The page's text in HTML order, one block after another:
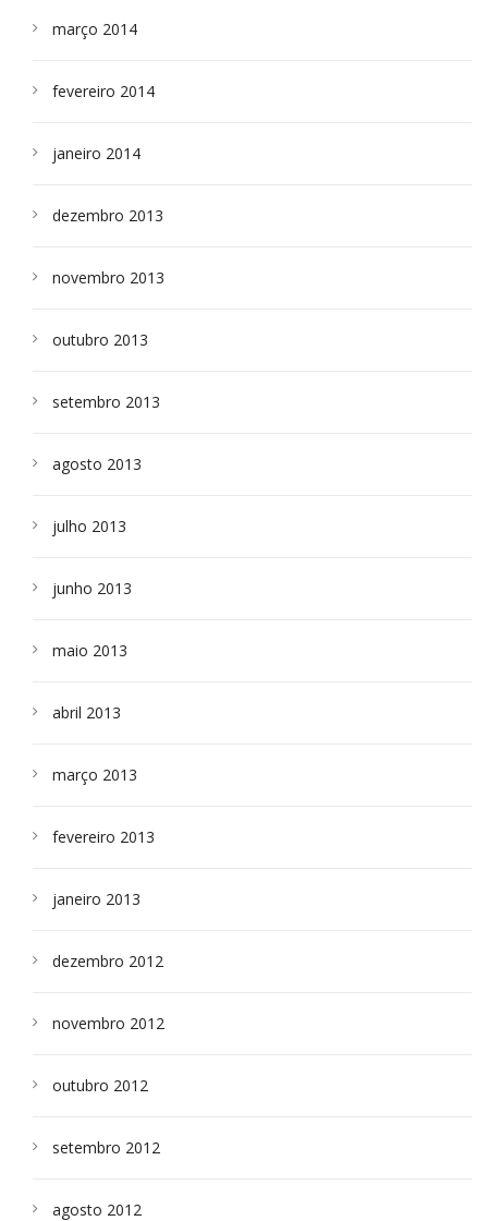
março 2014
fevereiro 2014
janeiro 2014
dezembro 2013
novembro 2013
outubro 2013
setembro 2013
agosto 2013
julho 2013
junho 2013
maio 2013
abril 2013
março 2013
fevereiro 2013
janeiro 2013
dezembro 2012
novembro 2012
outubro 2012
setembro 2012
agosto 2012